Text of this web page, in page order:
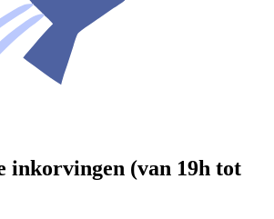
inkorvingen (van 19h tot